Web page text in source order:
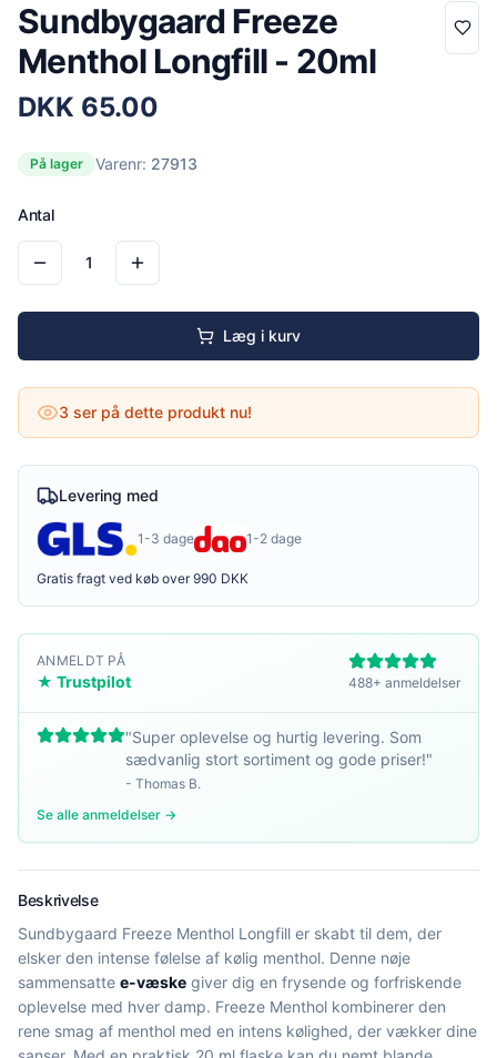
Sundbygaard Freeze
Menthol Longfill - 20ml
DKK 65.00
På lager Varenr: 27913
Antal
1
Læg i kurv
3 ser på dette produkt nu!
Levering med
1-3 dage 1-2 dage
Gratis fragt ved køb over 990 DKK
ANMELDT PÅ
★ Trustpilot 488+ anmeldelser
"Super oplevelse og hurtig levering. Som
sædvanlig stort sortiment og gode priser!"
- Thomas B.
Se alle anmeldelser →
Beskrivelse
Sundbygaard Freeze Menthol Longfill er skabt til dem, der
elsker den intense følelse af kølig menthol. Denne nøje
sammensatte e-væske giver dig en frysende og forfriskende
oplevelse med hver damp. Freeze Menthol kombinerer den
rene smag af menthol med en intens kølighed, der vækker dine